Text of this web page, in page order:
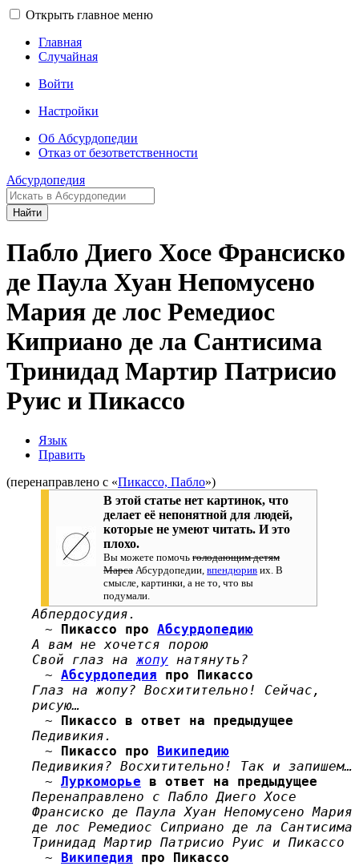
Открыть главное меню
Главная
Случайная
Войти
Настройки
Об Абсурдопедии
Отказ от безответственности
Абсурдопедия
Найти
Пабло Диего Хосе Франсиско
де Паула Хуан Непомусено
Мария де лос Ремедиос
Киприано де ла Сантисима
Тринидад Мартир Патрисио
Руис и Пикассо
Язык
Править
(перенаправлено с «Пикассо, Пабло»)
В этой статье нет картинок, что
делает её непонятной для людей,
которые не умеют читать. И это
плохо.
Вы можете помочьголодающим детям
МарсаАбсурдопедии,впендюрив их. В
смысле, картинки, а не то, что вы
подумали.
Абпердосудия.
~ Пикассо про Абсурдопедию
А вам не хочется порою
Свой глаз нажопу натянуть?
~ Абсурдопедия про Пикассо
Глаз на жопу? Восхитительно! Сейчас,
рисую…
~ Пикассо в ответ на предыдущее
Педивикия.
~ Пикассо про Википедию
Педивикия? Восхитительно! Так и запишем…
~ Луркоморье в ответ на предыдущее
Перенаправлено с Пабло Диего Хосе
Франсиско де Паула Хуан Непомусено Мария
де лос Ремедиос Сиприано де ла Сантисима
Тринидад Мартир Патрисио Руис и Пикассо
~ Википедия про Пикассо